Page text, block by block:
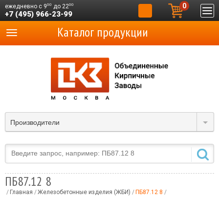
ежедневно с 900 до 2200
+7 (495) 966-23-99
0
Производители
Каталог продукции
ПБ87.12 8
Главная Железобетонные изделия (ЖБИ) ПБ87.12 8